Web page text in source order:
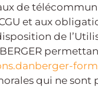
de
et aux
de
qui ne